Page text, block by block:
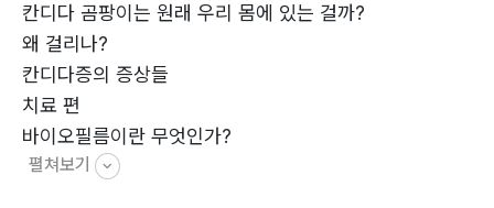
건강한 장이 전신 건강의 출발점이라는 사실을 다시 생각
하게 만든다.
칸디다 곰팡이는 원래 우리 몸에 있는 걸까?
왜 걸리나?
칸디다증의 증상들
치료 편
바이오필름이란 무엇인가?
칸디다 바이오필름의 빠른 증식과 파괴의 어려움
펼쳐보기